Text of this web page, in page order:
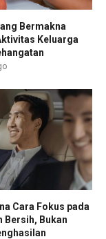
Bermakna
Keluarga
Cara Fokus pada
Bersih, Bukan